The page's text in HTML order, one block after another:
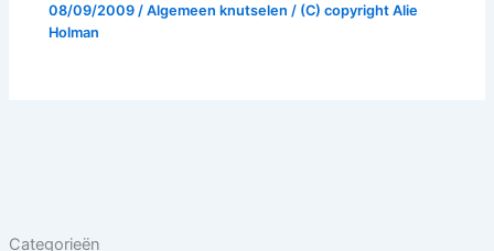
Categorieën
08/09/2009 /Algemeen knutselen / (C) copyrightAlie
Holman